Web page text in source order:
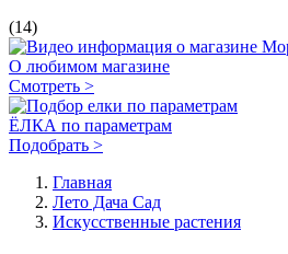
(14)
О любимом магазине
Смотреть >
ЁЛКА по параметрам
Подобрать >
Главная
Лето Дача Сад
Искусственные растения